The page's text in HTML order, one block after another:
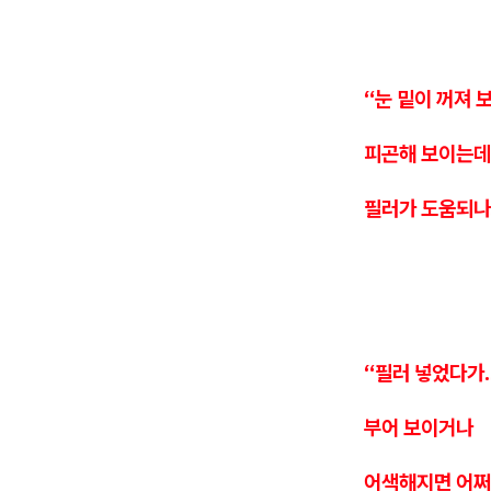
“눈 밑이 꺼져
피곤해 보이는데
필러가 도움되
“필러 넣었다가
부어 보이거나
어색해지면 어